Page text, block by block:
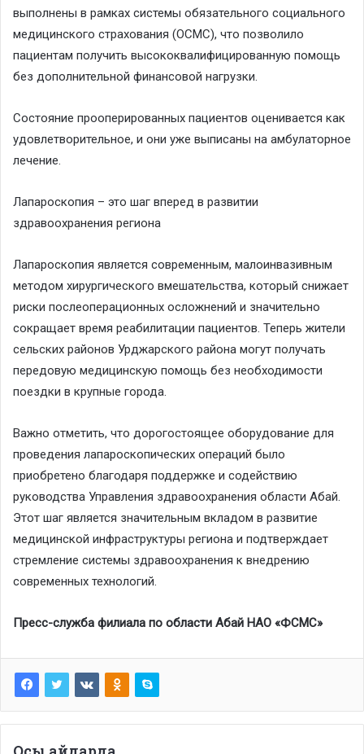
выполнены в рамках системы обязательного социального
медицинского страхования (ОСМС), что позволило
пациентам получить высококвалифицированную помощь
без дополнительной финансовой нагрузки.
Состояние прооперированных пациентов оценивается как
удовлетворительное, и они уже выписаны на амбулаторное
лечение.
Лапароскопия – это шаг вперед в развитии
здравоохранения региона
Лапароскопия является современным, малоинвазивным
методом хирургического вмешательства, который снижает
риски послеоперационных осложнений и значительно
сокращает время реабилитации пациентов. Теперь жители
сельских районов Урджарского района могут получать
передовую медицинскую помощь без необходимости
поездки в крупные города.
Важно отметить, что дорогостоящее оборудование для
проведения лапароскопических операций было
приобретено благодаря поддержке и содействию
руководства Управления здравоохранения области Абай.
Этот шаг является значительным вкладом в развитие
медицинской инфраструктуры региона и подтверждает
стремление системы здравоохранения к внедрению
современных технологий.
Пресс-служба филиала по области Абай НАО «ФСМС»